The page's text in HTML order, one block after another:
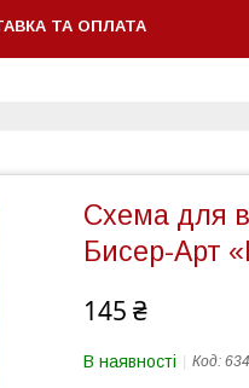
ТА ОПЛАТА
Схема для
Бисер-Арт
145 ₴
В наявності Код: 634